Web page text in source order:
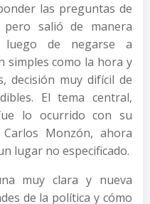
las preguntas de
pero salió de manera
luego de negarse a
simples como la hora y
decisión muy difícil de
El tema central,
lo ocurrido con su
Monzón, ahora
lugar no especificado.
muy clara y nueva
de la política y cómo